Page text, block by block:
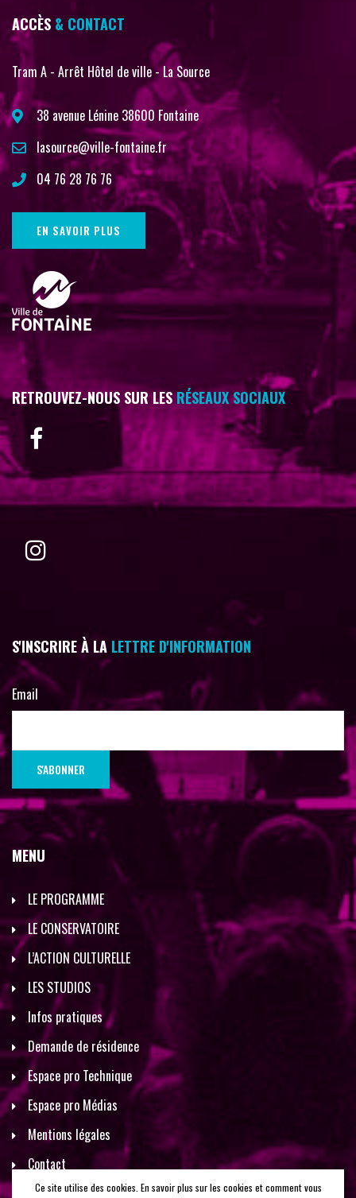
ACCÈS & CONTACT
Tram A - Arrêt Hôtel de ville - La Source
38 avenue Lénine 38600 Fontaine
lasource@ville-fontaine.fr
04 76 28 76 76
EN SAVOIR PLUS
RETROUVEZ-NOUS SUR LESRÉSEAUX SOCIAUX
S'INSCRIRE À LA LETTRE D'INFORMATION
Email
MENU
LE PROGRAMME
LE CONSERVATOIRE
L’ACTION CULTURELLE
LES STUDIOS
Infos pratiques
Demande de résidence
Espace pro Technique
Espace pro Médias
Mentions légales
Contact
Ce site utilise des cookies. En savoir plus sur les cookies et comment vous